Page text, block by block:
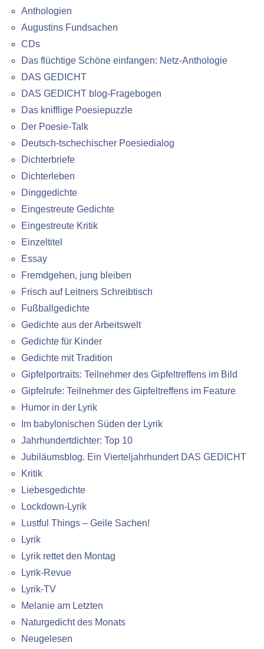
Anthologien
Augustins Fundsachen
CDs
Das flüchtige Schöne einfangen: Netz-Anthologie
DAS GEDICHT
DAS GEDICHT blog-Fragebogen
Das knifflige Poesiepuzzle
Der Poesie-Talk
Deutsch-tschechischer Poesiedialog
Dichterbriefe
Dichterleben
Dinggedichte
Eingestreute Gedichte
Eingestreute Kritik
Einzeltitel
Essay
Fremdgehen, jung bleiben
Frisch auf Leitners Schreibtisch
Fußballgedichte
Gedichte aus der Arbeitswelt
Gedichte für Kinder
Gedichte mit Tradition
Gipfelportraits: Teilnehmer des Gipfeltreffens im Bild
Gipfelrufe: Teilnehmer des Gipfeltreffens im Feature
Humor in der Lyrik
Im babylonischen Süden der Lyrik
Jahrhundertdichter: Top 10
Jubiläumsblog. Ein Vierteljahrhundert DAS GEDICHT
Kritik
Liebesgedichte
Lockdown-Lyrik
Lustful Things – Geile Sachen!
Lyrik
Lyrik rettet den Montag
Lyrik-Revue
Lyrik-TV
Melanie am Letzten
Naturgedicht des Monats
Neugelesen